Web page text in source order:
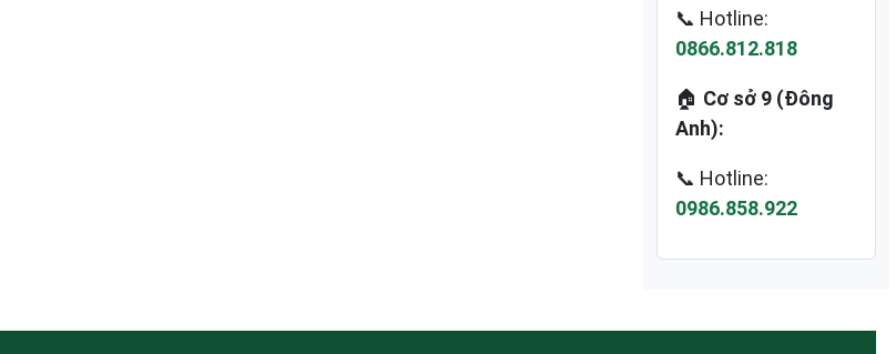
📞 Hotline:
0866.812.818
🏠 Cơ sở 9 (Đông
Anh):
📞 Hotline:
0986.858.922